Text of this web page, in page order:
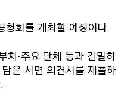
청회를 개최할 예정이다.
처·주요 단체 등과 긴밀히
은 서면 의견서를 제출하